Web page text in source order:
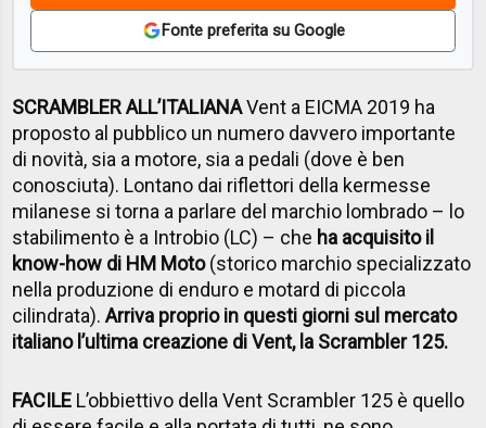
Fonte preferita su Google
SCRAMBLER ALL’ITALIANAVent a EICMA 2019 ha
proposto al pubblico un numero davvero importante
di novità, sia a motore, sia a pedali (dove è ben
conosciuta). Lontano dai riflettori della kermesse
milanese si torna a parlare del marchio lombrado – lo
stabilimento è a Introbio (LC) – che ha acquisito il
know-how di HM Moto(storico marchio specializzato
nella produzione di enduro e motard di piccola
cilindrata).Arriva proprio in questi giorni sul mercato
italiano l’ultima creazione di Vent, la Scrambler 125.
FACILE L’obbiettivo della Vent Scrambler 125 è quello